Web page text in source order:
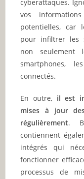
cyberattaques.
vos
potentielles, car
pour infiltrer les
non seulement
smartphones,
connectés.
En outre, il est
mises à jour
régulièrement.
contiennent
intégrés qui
fonctionner
processus de